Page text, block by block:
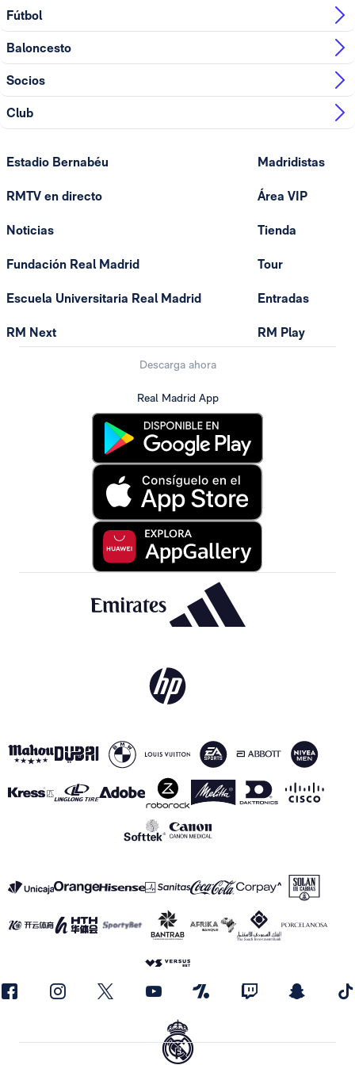
Fútbol
Baloncesto
Socios
Club
Estadio Bernabéu
RMTV en directo
Noticias
Fundación Real Madrid
Escuela Universitaria Real Madrid
RM Next
Madridistas
Área VIP
Tienda
Tour
Entradas
RM Play
Descarga ahora
Real Madrid App